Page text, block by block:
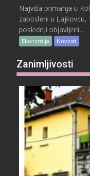
Najviša primanja u
zaposleni u Lajkovcu,
poslednji objavljeni...
Ekonomija Novosti
Zanimljivosti